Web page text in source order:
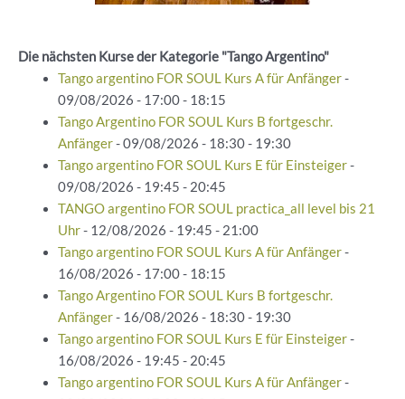
Die nächsten Kurse der Kategorie "Tango Argentino"
Tango argentino FOR SOUL Kurs A für Anfänger-
09/08/2026 - 17:00 - 18:15
Tango Argentino FOR SOUL Kurs B fortgeschr.
Anfänger- 09/08/2026 - 18:30 - 19:30
Tango argentino FOR SOUL Kurs E für Einsteiger-
09/08/2026 - 19:45 - 20:45
TANGO argentino FOR SOUL practica_all level bis 21
Uhr- 12/08/2026 - 19:45 - 21:00
Tango argentino FOR SOUL Kurs A für Anfänger-
16/08/2026 - 17:00 - 18:15
Tango Argentino FOR SOUL Kurs B fortgeschr.
Anfänger- 16/08/2026 - 18:30 - 19:30
Tango argentino FOR SOUL Kurs E für Einsteiger-
16/08/2026 - 19:45 - 20:45
Tango argentino FOR SOUL Kurs A für Anfänger-